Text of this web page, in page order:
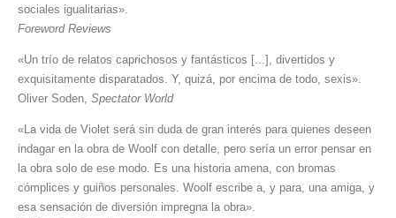
sociales igualitarias».
Foreword Reviews
«Un trío de relatos caprichosos y fantásticos [...], divertidos y
exquisitamente disparatados. Y, quizá, por encima de todo, sexis».
Oliver Soden, Spectator World
«La vida de Violet será sin duda de gran interés para quienes deseen
indagar en la obra de Woolf con detalle, pero sería un error pensar en
la obra solo de ese modo. Es una historia amena, con bromas
cómplices y guiños personales. Woolf escribe a, y para, una amiga, y
esa sensación de diversión impregna la obra».